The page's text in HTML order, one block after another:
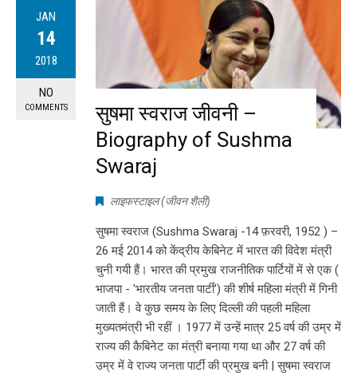
JAN
14
2018
NO
COMMENTS
सुषमा स्वराज जीवनी –
Biography of Sushma
Swaraj
लाइफस्टाइल (जीवन शैली)
सुषमा स्वराज (Sushma Swaraj -14 फ़रवरी, 1952 ) –
26 मई 2014 को केंद्रीय केबिनेट में भारत की विदेश मंत्री
चुनी गयी हैं। भारत की प्रमुख राजनीतिक पार्टियों में से एक (
भाजपा - 'भारतीय जनता पार्टी') की शीर्ष महिला मंत्री में गिनी
जाती हैं। वे कुछ समय के लिए दिल्ली की पहली महिला
मुख्यतमंत्री भी रहीं । 1977 में उन्हें मात्र 25 वर्ष की उम्र में
राज्य की कैबिनेट का मंत्री बनाया गया था और 27 वर्ष की
उम्र में वे राज्य जनता पार्टी की प्रमुख बनी | सुषमा स्वराज